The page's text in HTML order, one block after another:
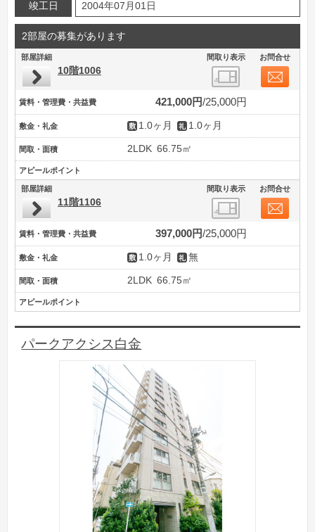
竣工日
2004年07月01日
2部屋の募集があります
部屋詳細 間取り表示 お問合せ
10階1006
賃料・管理費・共益費 421,000円 25,000円
敷金・礼金 1.0ヶ月 1.0ヶ月
間取・面積 2LDK 66.75㎡
アピールポイント
部屋詳細 間取り表示 お問合せ
11階1106
賃料・管理費・共益費 397,000円 25,000円
敷金・礼金 1.0ヶ月 無
間取・面積 2LDK 66.75㎡
アピールポイント
パークアクシス白金